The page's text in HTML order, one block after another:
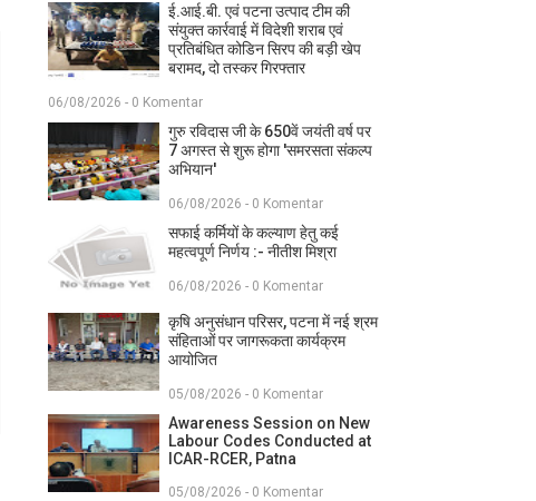
ई.आई.बी. एवं पटना उत्पाद टीम की
संयुक्त कार्रवाई में विदेशी शराब एवं
प्रतिबंधित कोडिन सिरप की बड़ी खेप
बरामद, दो तस्कर गिरफ्तार
06/08/2026 - 0 Komentar
गुरु रविदास जी के 650वें जयंती वर्ष पर
7 अगस्त से शुरू होगा 'समरसता संकल्प
अभियान'
06/08/2026 - 0 Komentar
सफाई कर्मियों के कल्याण हेतु कई
महत्वपूर्ण निर्णय :- नीतीश मिश्रा
06/08/2026 - 0 Komentar
कृषि अनुसंधान परिसर, पटना में नई श्रम
संहिताओं पर जागरूकता कार्यक्रम
आयोजित
05/08/2026 - 0 Komentar
Awareness Session on New
Labour Codes Conducted at
ICAR-RCER, Patna
05/08/2026 - 0 Komentar